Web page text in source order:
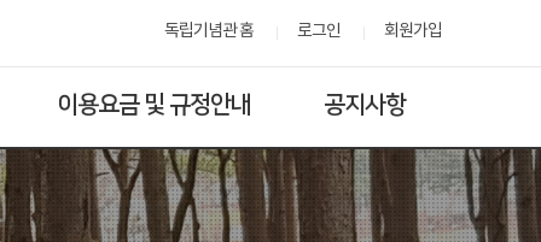
독립기념관 홈 로그인 회원가입
이용요금 및 규정안내 공지사항